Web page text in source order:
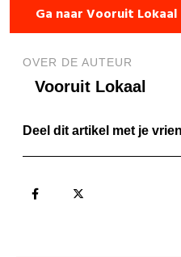
Ga naar Vooruit Lokaal
OVER DE AUTEUR
Vooruit Lokaal
Deel dit artikel met je